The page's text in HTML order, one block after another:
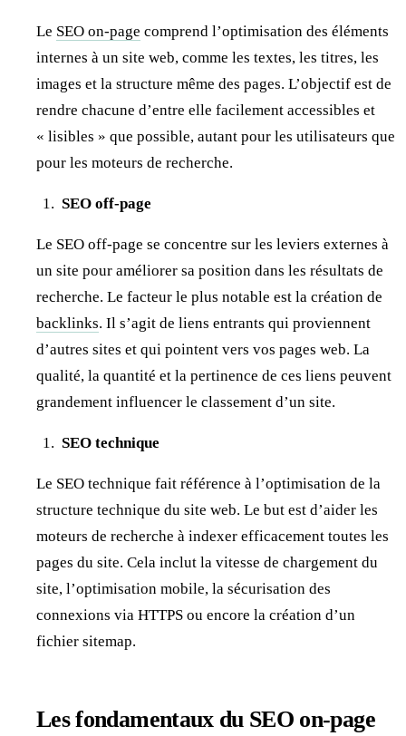
Le SEO on-page comprend l’optimisation des éléments
internes à un site web, comme les textes, les titres, les
images et la structure même des pages. L’objectif est de
rendre chacune d’entre elle facilement accessibles et
« lisibles » que possible, autant pour les utilisateurs que
pour les moteurs de recherche.
SEO off-page
Le SEO off-page se concentre sur les leviers externes à
un site pour améliorer sa position dans les résultats de
recherche. Le facteur le plus notable est la création de
backlinks. Il s’agit de liens entrants qui proviennent
d’autres sites et qui pointent vers vos pages web. La
qualité, la quantité et la pertinence de ces liens peuvent
grandement influencer le classement d’un site.
SEO technique
Le SEO technique fait référence à l’optimisation de la
structure technique du site web. Le but est d’aider les
moteurs de recherche à indexer efficacement toutes les
pages du site. Cela inclut la vitesse de chargement du
site, l’optimisation mobile, la sécurisation des
connexions via HTTPS ou encore la création d’un
fichier sitemap.
Les fondamentaux du SEO on-page